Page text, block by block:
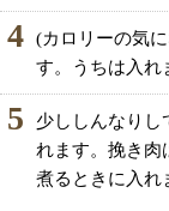
4
(カロリーの気
す。うちは入れ
5
少ししんなりし
れます。挽き肉
煮るときに入れ